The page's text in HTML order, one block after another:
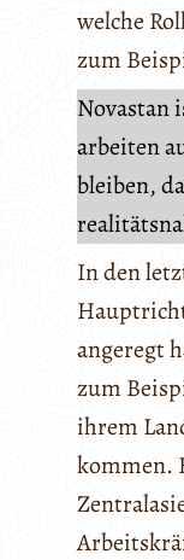
welche
zum
Novastan
arbeiten
bleiben,
In den
angeregt
zum
ihrem
kommen.